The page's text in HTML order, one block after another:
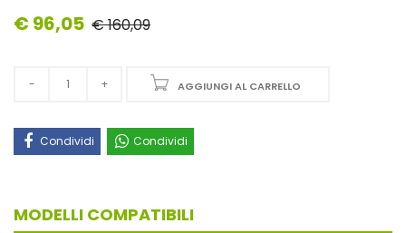
€ 96,05 € 160,09
AGGIUNGI AL CARRELLO
Condividi Condividi
MODELLI COMPATIBILI